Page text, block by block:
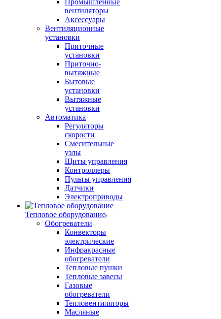
Промышленные
вентиляторы
Аксессуары
Вентиляционные
установки
Приточные
установки
Приточно-
вытяжные
Бытовые
установки
Вытяжные
установки
Автоматика
Регуляторы
скорости
Смесительные
узлы
Щиты управления
Контроллеры
Пульты управления
Датчики
Электроприводы
Тепловое оборудование
Обогреватели
Конвекторы
электрические
Инфракрасные
обогреватели
Тепловые пушки
Тепловые завесы
Газовые
обогреватели
Тепловентиляторы
Масляные